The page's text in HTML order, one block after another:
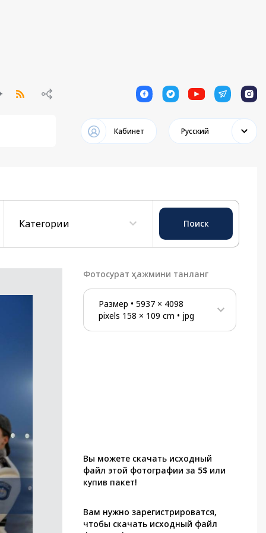
1 1 1 1 1
Кабинет Русский
Категории Поиск
Фотосурат ҳажмини танланг
Размер • 5937× 4098
pixels 158 × 109 cm • jpg
Вы можете скачать исходный
файл этой фотографии за 5$ или
купив пакет!
Вам нужно зарегистрироватся,
чтобы скачать исходный файл